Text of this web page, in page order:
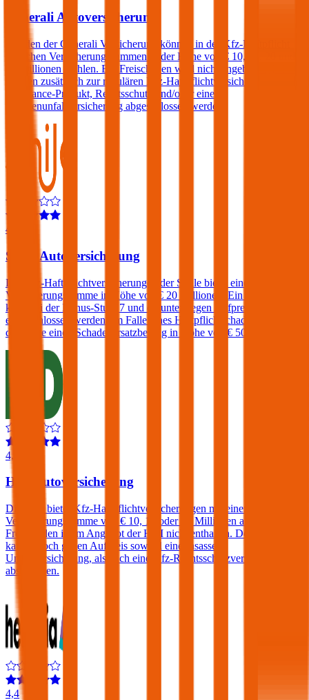
Generali Autoversicherung
Kunden der Generali Versicherung können in der Kfz-Haftpflicht
zwischen Versicherungssummen in der Höhe von € 10, 15, 20 und
25 Millionen wählen. Ein Freischaden wird nicht angeboten, jedoch
können zusätzlich zur regulären Kfz-Haftpflichtversicherung ein
Assistance-Produkt, Rechtsschutz und/oder eine
Insassenunfallversicherung abgeschlossen werden.
4,6
Smile Autoversicherung
Die Kfz-Haftpflichtversicherungen der Smile bietet eine
Versicherungssumme in Höhe von € 20 Millionen. Ein Freischaden
kann bei der Bonus-Stufe 7 und darunter gegen Aufpreis
eingeschlossen werden. Im Falle eines Haftpflichtschadens verlangt
die Smile einen Schadenersatzbeitrag in Höhe von € 500.
4,3
HDI Autoversicherung
Die HDI bietet Kfz-Haftpflichtversicherungen mit einer
Versicherungssumme von € 10, 15 oder 20 Millionen an. Ein
Freischaden ist im Angebot der HDI nicht enthalten. Der Kunde
kann jedoch gegen Aufpreis sowohl eine Insassen-
Unfallversicherung, als auch eine Kfz-Rechtsschutzversicherung
abschließen.
4,4